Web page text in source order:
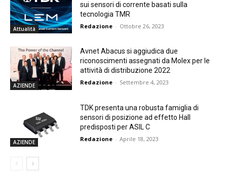
Attualità
sui sensori di corrente basati sulla
tecnologia TMR
Redazione - Ottobre 26, 2023
AZIENDE
Avnet Abacus si aggiudica due
riconoscimenti assegnati da Molex per le
attività di distribuzione 2022
Redazione - Settembre 4, 2023
AZIENDE
TDK presenta una robusta famiglia di
sensori di posizione ad effetto Hall
predisposti per ASIL C
Redazione - Aprile 18, 2023